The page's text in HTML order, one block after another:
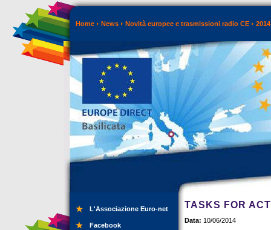
Home News Novità europee e trasmissioni radio CE 2014
L'Associazione Euro-net
Facebook
TASKS FOR
Data: 10/06/2014